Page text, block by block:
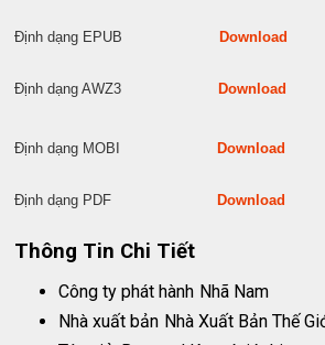
Định dạng EPUB Download
Định dạng AWZ3 Download
Định dạng MOBI Download
Định dạng PDF Download
Thông Tin Chi Tiết
Công ty phát hành Nhã Nam
Nhà xuất bản Nhà Xuất Bản Thế